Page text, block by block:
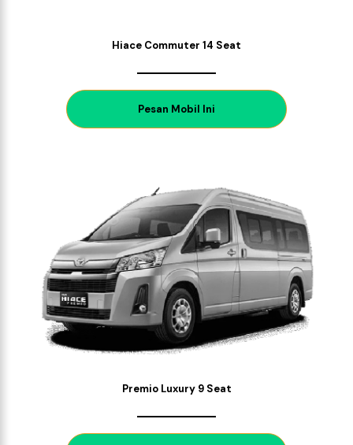
Hiace Commuter 14 Seat
Pesan Mobil Ini
Premio Luxury 9 Seat